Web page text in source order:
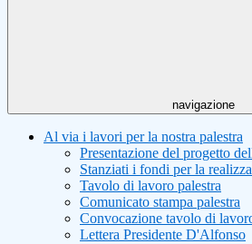
navigazione
Al via i lavori per la nostra palestra
Presentazione del progetto
Stanziati i fondi per la
Tavolo di lavoro palestra
Comunicato stampa palestra
Convocazione tavolo di
Lettera Presidente D'Alfonso